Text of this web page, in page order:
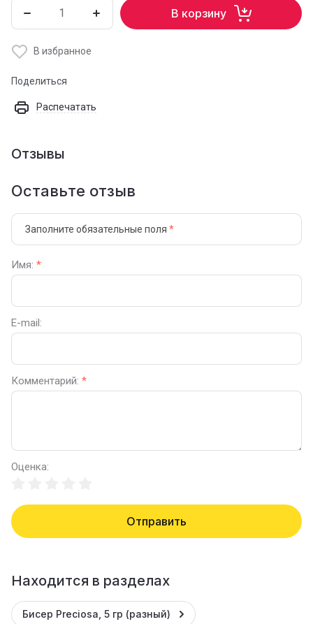
В корзину
В избранное
Поделиться
Распечатать
Отзывы
Оставьте отзыв
Заполните обязательные поля *
Имя: *
E-mail:
Комментарий: *
Оценка:
Отправить
Находится в разделах
Бисер Preciosa, 5 гр (разный)